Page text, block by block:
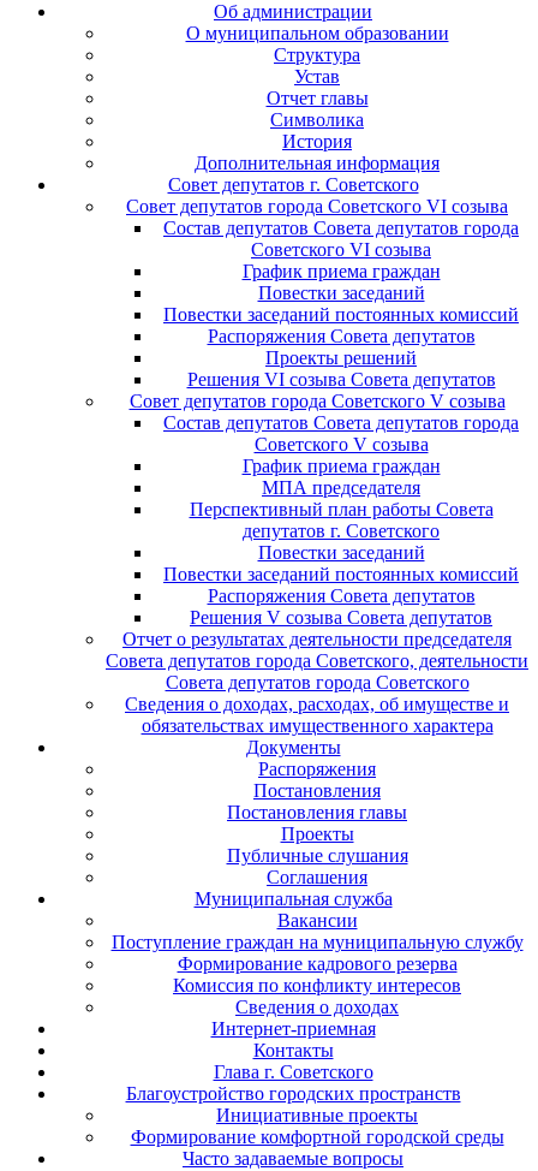
Об администрации
О муниципальном образовании
Структура
Устав
Отчет главы
Символика
История
Дополнительная информация
Совет депутатов г. Советского
Совет депутатов города Советского VI созыва
Состав депутатов Совета депутатов города
Советского VI созыва
График приема граждан
Повестки заседаний
Повестки заседаний постоянных комиссий
Распоряжения Совета депутатов
Проекты решений
Решения VI созыва Совета депутатов
Совет депутатов города Советского V созыва
Состав депутатов Совета депутатов города
Советского V созыва
График приема граждан
МПА председателя
Перспективный план работы Совета
депутатов г. Советского
Повестки заседаний
Повестки заседаний постоянных комиссий
Распоряжения Совета депутатов
Решения V созыва Совета депутатов
Отчет о результатах деятельности председателя
Совета депутатов города Советского, деятельности
Совета депутатов города Советского
Сведения о доходах, расходах, об имуществе и
обязательствах имущественного характера
Документы
Распоряжения
Постановления
Постановления главы
Проекты
Публичные слушания
Соглашения
Муниципальная служба
Вакансии
Поступление граждан на муниципальную службу
Формирование кадрового резерва
Комиссия по конфликту интересов
Сведения о доходах
Интернет-приемная
Контакты
Глава г. Советского
Благоустройство городских пространств
Инициативные проекты
Формирование комфортной городской среды
Часто задаваемые вопросы